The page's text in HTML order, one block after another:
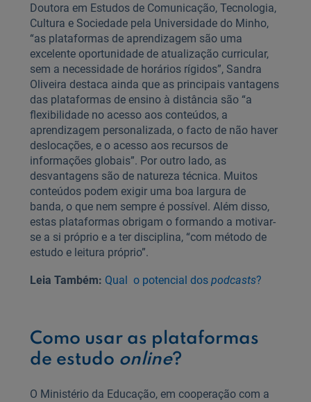
Doutora em Estudos de Comunicação, Tecnologia,
Cultura e Sociedade pela Universidade do Minho,
“as plataformas de aprendizagem são uma
excelente oportunidade de atualização curricular,
sem a necessidade de horários rígidos”, Sandra
Oliveira destaca ainda que as principais vantagens
das plataformas de ensino à distância são “a
flexibilidade no acesso aos conteúdos, a
aprendizagem personalizada, o facto de não haver
deslocações, e o acesso aos recursos de
informações globais”. Por outro lado, as
desvantagens são de natureza técnica. Muitos
conteúdos podem exigir uma boa largura de
banda, o que nem sempre é possível. Além disso,
estas plataformas obrigam o formando a motivar-
se a si próprio e a ter disciplina, “com método de
estudo e leitura próprio”.
Leia Também: Qual o potencial dos podcasts?
Como usar as plataformas
de estudo online?
O Ministério da Educação, em cooperação com a